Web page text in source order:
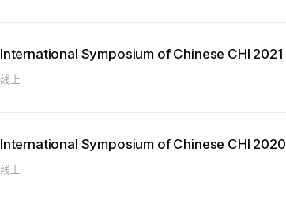
International Symposium of Chinese CHI 2021
线上
International Symposium of Chinese CHI 2020
线上